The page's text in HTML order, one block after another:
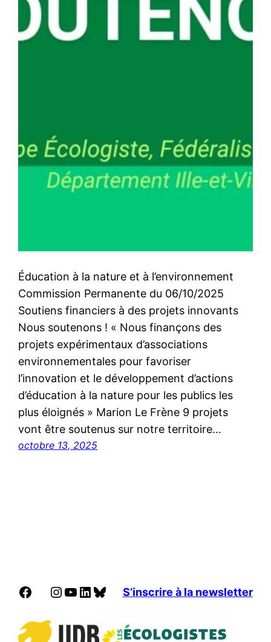
Éducation à la nature et à l’environnement
Commission Permanente du 06/10/2025
Soutiens financiers à des projets innovants
Nous soutenons ! « Nous finançons des
projets expérimentaux d’associations
environnementales pour favoriser
l’innovation et le développement d’actions
d’éducation à la nature pour les publics les
plus éloignés » Marion Le Frène 9 projets
vont être soutenus sur notre territoire…
octobre 13, 2025
Facebook
Instagram
YouTube
LinkedIn
BlueskyS’inscrire à la newsletter